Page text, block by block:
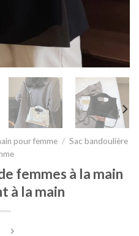
pour femme / Sac bandoulière
femmes à la main
à la main